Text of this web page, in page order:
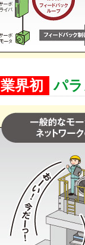
業界初 パ